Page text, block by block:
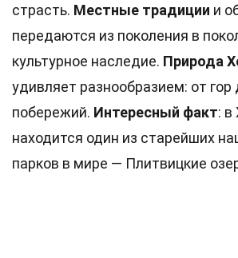
страсть. Местные традиции и
передаются из поколения в
культурное наследие. Природа
удивляет разнообразием: от гор
побережий. Интересный факт: в
находится один из старейших
парков в мире — Плитвицкие